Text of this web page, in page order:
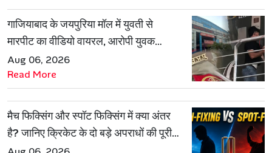
गाजियाबाद के जयपुरिया मॉल में युवती से
मारपीट का वीडियो वायरल, आरोपी युवक
हिरासत में
Aug 06, 2026
Read More
मैच फिक्सिंग और स्पॉट फिक्सिंग में क्या अंतर
है? जानिए क्रिकेट के दो बड़े अपराधों की पूरी